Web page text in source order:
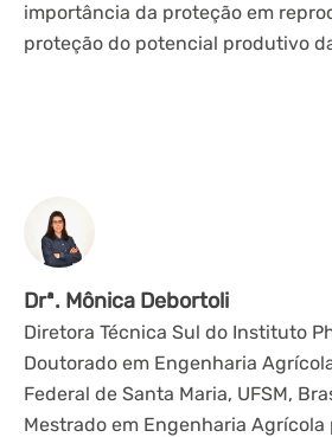
importância da proteção em
proteção do potencial produtivo
Drª. Mônica Debortoli
Diretora Técnica Sul do Instituto
Doutorado em Engenharia
Federal de Santa Maria, UFSM,
Mestrado em Engenharia